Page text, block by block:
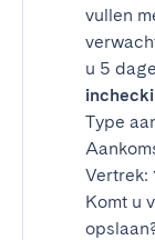
vullen
u 5
Type
Vertrek:
Komt u
opslaan?